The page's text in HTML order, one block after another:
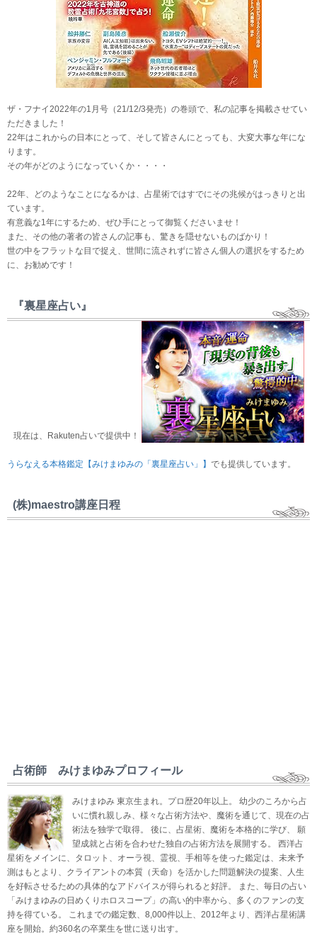
ザ・フナイ2022年の1月号（21/12/3発売）の巻頭で、私の記事を掲載させてい
ただきました！
22年はこれからの日本にとって、そして皆さんにとっても、大変大事な年にな
ります。
その年がどのようになっていくか・・・・
22年、どのようなことになるかは、占星術ではすでにその兆候がはっきりと出
ています。
有意義な1年にするため、ぜひ手にとって御覧くださいませ！
また、その他の著者の皆さんの記事も、驚きを隠せないものばかり！
世の中をフラットな目で捉え、世間に流されずに皆さん個人の選択をするため
に、お勧めです！
『裏星座占い』
現在は、Rakuten占いで提供中！
うらなえる本格鑑定【みけまゆみの「裏星座占い」】 でも提供しています。
(株)maestro講座日程
占術師 みけまゆみプロフィール
みけまゆみ 東京生まれ。プロ歴20年以上。 幼少のころから占
いに慣れ親しみ、様々な占術方法や、魔術を通じて、現在の占
術法を独学で取得。 後に、占星術、魔術を本格的に学び、 願
望成就と占術を合わせた独自の占術方法を展開する。 西洋占
星術をメインに、タロット、オーラ視、霊視、手相等を使った鑑定は、未来予
測はもとより、クライアントの本質（天命）を活かした問題解決の提案、人生
を好転させるための具体的なアドバイスが得られると好評。 また、毎日の占い
「みけまゆみの日めくりホロスコープ」の高い的中率から、多くのファンの支
持を得ている。 これまでの鑑定数、8,000件以上、2012年より、西洋占星術講
座を開始。約360名の卒業生を世に送り出す。